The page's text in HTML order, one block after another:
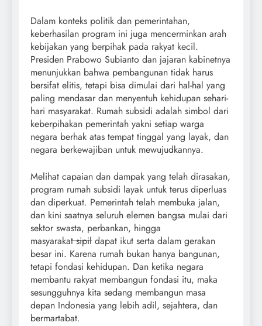
Dalam konteks politik dan pemerintahan,
keberhasilan program ini juga mencerminkan arah
kebijakan yang berpihak pada rakyat kecil.
Presiden Prabowo Subianto dan jajaran kabinetnya
menunjukkan bahwa pembangunan tidak harus
bersifat elitis, tetapi bisa dimulai dari hal-hal yang
paling mendasar dan menyentuh kehidupan sehari-
hari masyarakat. Rumah subsidi adalah simbol dari
keberpihakan pemerintah yakni setiap warga
negara berhak atas tempat tinggal yang layak, dan
negara berkewajiban untuk mewujudkannya.
Melihat capaian dan dampak yang telah dirasakan,
program rumah subsidi layak untuk terus diperluas
dan diperkuat. Pemerintah telah membuka jalan,
dan kini saatnya seluruh elemen bangsa mulai dari
sektor swasta, perbankan, hingga
masyarakatsipil dapat ikut serta dalam gerakan
besar ini. Karena rumah bukan hanya bangunan,
tetapi fondasi kehidupan. Dan ketika negara
membantu rakyat membangun fondasi itu, maka
sesungguhnya kita sedang membangun masa
depan Indonesia yang lebih adil, sejahtera, dan
bermartabat.